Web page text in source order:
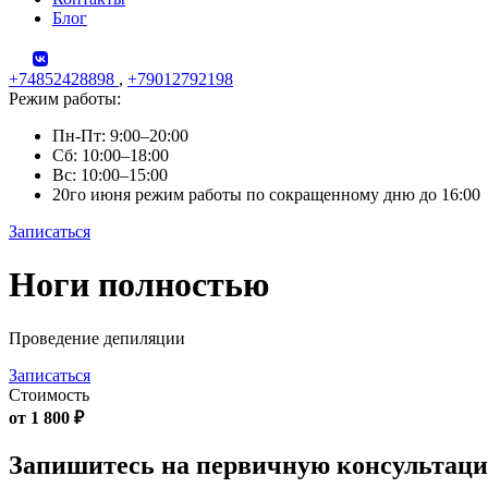
Блог
+74852428898 , +79012792198
Режим работы:
Пн-Пт: 9:00–20:00
Сб: 10:00–18:00
Вс: 10:00–15:00
20го июня режим работы по сокращенному дню до 16:00
Записаться
Skip
to
Ноги полностью
Проведение депиляции
Записаться
Стоимость
от 1 800 ₽
Запишитесь на первичную